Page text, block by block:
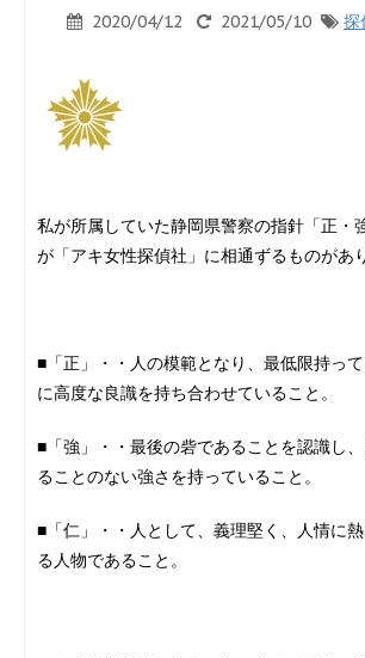
2020/04/12 2021/05/10 探
私が所属していた静岡県警察の指針「正・
が「アキ女性探偵社」に相通ずるものがあ
■「正」・・人の模範となり、最低限持っ
に高度な良識を持ち合わせていること。
■「強」・・最後の砦であることを認識し
ることのない強さを持っていること。
■「仁」・・人として、義理堅く、人情に
る人物であること。